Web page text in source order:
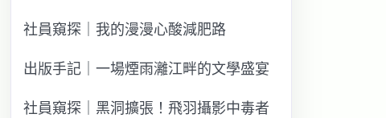
社員窺探｜我的漫漫心酸減肥路
出版手記｜一場煙雨灕江畔的文學盛宴
社員窺探｜黑洞擴張！飛羽攝影中毒者